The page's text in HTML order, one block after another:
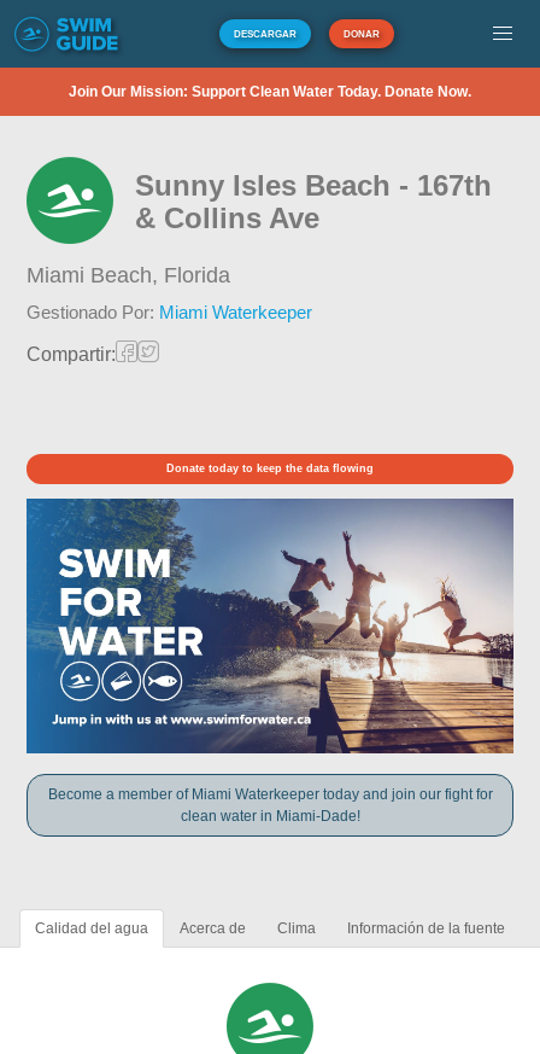
DESCARGAR DONAR
Join Our Mission: Support Clean Water Today. Donate Now.
Sunny Isles Beach - 167th
& Collins Ave
Miami Beach, Florida
Gestionado Por: Miami Waterkeeper
Compartir:
Donate today to keep the data flowing
Become a member of Miami Waterkeeper today and join our fight for
clean water in Miami-Dade!
Calidad del agua Acerca de Clima Información de la fuente